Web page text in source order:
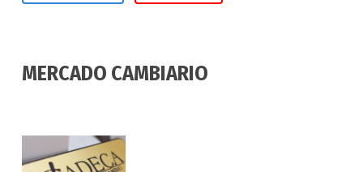
MERCADO CAMBIARIO